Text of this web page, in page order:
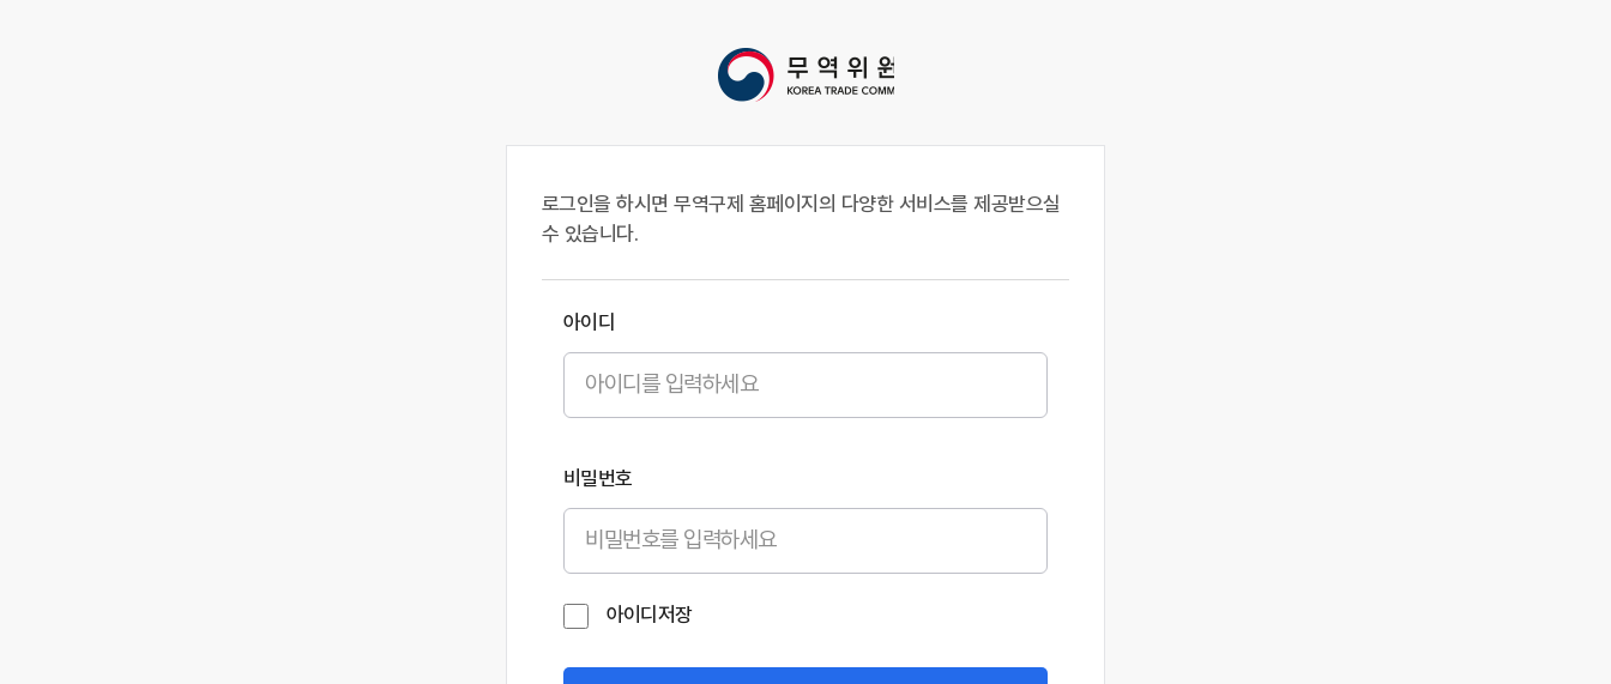
로그인을 하시면 무역구제 홈페이지의 다양한 서비스를 제공받으실
수 있습니다.
아이디
비밀번호
아이디저장